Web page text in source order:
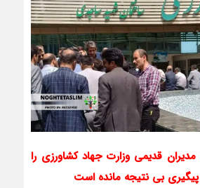
مدیران قدیمی وزارت جهاد کشاورزی را